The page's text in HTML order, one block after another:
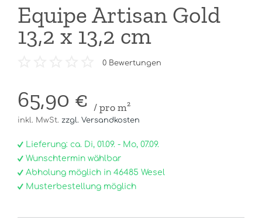
Equipe Artisan Gold
13,2 x 13,2 cm
0 Bewertungen
65,90 € / pro m²
inkl. MwSt. zzgl. Versandkosten
Lieferung: ca. Di, 01.09. - Mo, 07.09.
Wunschtermin wählbar
Abholung möglich in 46485 Wesel
Musterbestellung möglich